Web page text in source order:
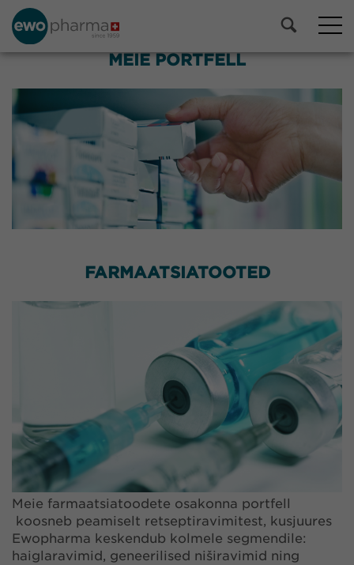
MEIE PORTFELL
FARMAATSIATOOTED
Meie farmaatsiatoodete osakonna portfell
koosneb peamiselt retseptiravimitest, kusjuures
Ewopharma keskendub kolmele segmendile:
haiglaravimid, geneerilised niširavimid ning